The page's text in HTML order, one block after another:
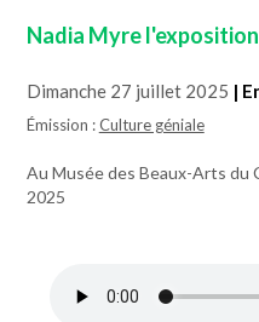
Nadia Myre
Dimanche 27 juillet 2025 |
Émission :Culture géniale
Au Musée des Beaux-Arts du
2025